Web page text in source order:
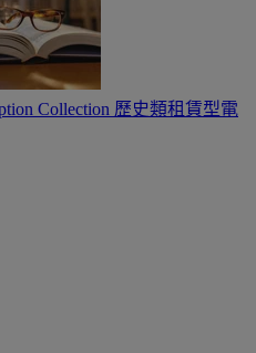
Collection 歷史類租賃型電